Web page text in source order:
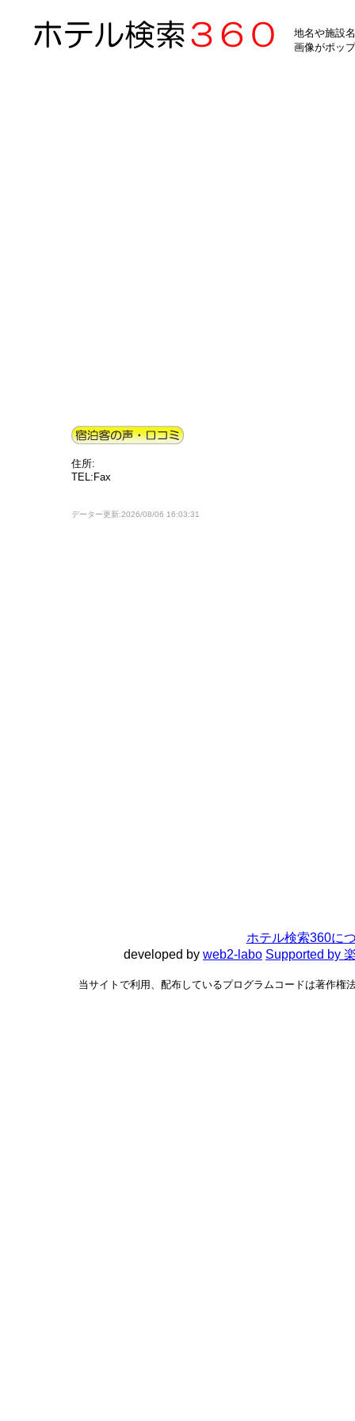
地名や施設
画像がポッ
住所:
TEL:Fax
データー更新:2026/08/06 16:03:31
ホテル検索360に
developed by web2-labo Supported by
当サイトで利用、配布しているプログラムコードは著作